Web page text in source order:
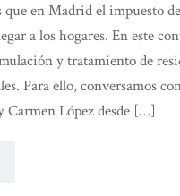
en Madrid el impuesto
a los hogares. En este
y tratamiento de
Para ello, conversamos
Carmen López desde […]